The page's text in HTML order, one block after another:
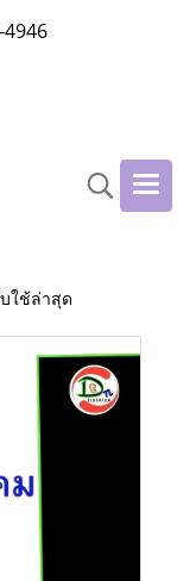
4946
ใช้ล่าสุด